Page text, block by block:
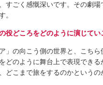
すごく感慨深いです。その劇
。
役どころをどのように演じてい
」の向こう側の世界と、こちら
どのように舞台上で表現でき
どこまで旅をするのかという